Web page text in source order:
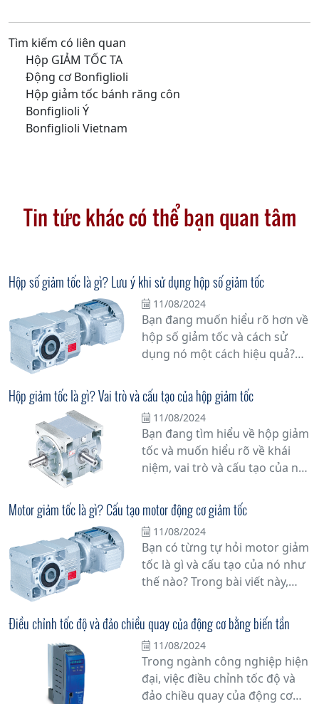
Tìm kiếm có liên quan
Hộp GIẢM TỐC TA
Động cơ Bonfiglioli
Hộp giảm tốc bánh răng côn
Bonfiglioli Ý
Bonfiglioli Vietnam
Tin tức khác có thể bạn quan tâm
Hộp số giảm tốc là gì? Lưu ý khi sử dụng hộp số giảm tốc
11/08/2024
Bạn đang muốn hiểu rõ hơn về
hộp số giảm tốc và cách sử
dụng nó một cách hiệu quả?
về vấn đề này.
Hộp giảm tốc là gì? Vai trò và cấu tạo của hộp giảm tốc
11/08/2024
Bạn đang tìm hiểu về hộp giảm
tốc và muốn hiểu rõ về khái
niệm, vai trò và cấu tạo của nó?
Trong bài viết này, chúng tôi sẽ
cung cấp thông tin đầy đủ và
chi tiết về hộp giảm tốc để giúp
bạn hiểu rõ hơn về nó.
Motor giảm tốc là gì? Cấu tạo motor động cơ giảm tốc
11/08/2024
Bạn có từng tự hỏi motor giảm
tốc là gì và cấu tạo của nó như
thế nào? Trong bài viết này,
mắc của bạn về motor giảm
tốc, một thiết bị quan trọng
trong công nghiệp và các ứng
dụng khác.
Điều chỉnh tốc độ và đảo chiều quay của động cơ bằng biến tần
11/08/2024
Trong ngành công nghiệp hiện
đại, việc điều chỉnh tốc độ và
đảo chiều quay của động cơ